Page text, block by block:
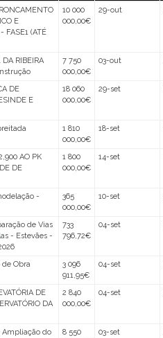
E
FASE1 (ATÉ
10 000
000,00€
29-out
RIBEIRA
7 750
000,00€
03-out
DE
E
18 060
000,00€
29-set
1 810
000,00€
18-set
AO PK
DE
1 800
000,00€
14-set
-
365
000,00€
10-set
de Vias
- Estevães -
733
796,72€
04-set
de Obra
3 096
911,95€
04-set
DE
DA
2 840
000,00€
04-set
Ampliação do
8 550
03-set